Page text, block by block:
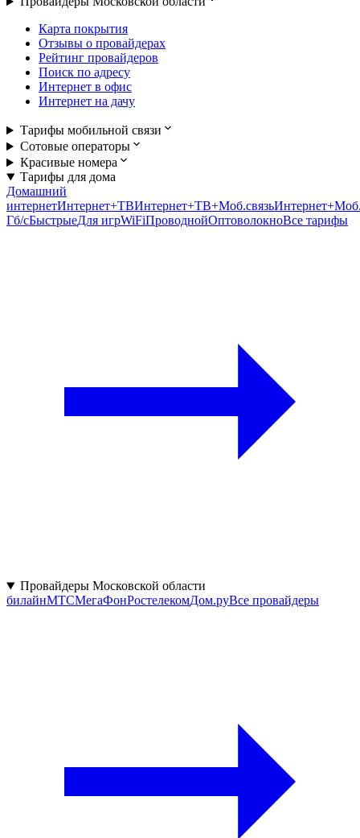
Карта покрытия
Отзывы о провайдерах
Рейтинг провайдеров
Поиск по адресу
Интернет в офис
Интернет на дачу
Тарифы мобильной связи
Сотовые операторы
Красивые номера
Тарифы для дома
Домашний
интернетИнтернет+ТВИнтернет+ТВ+Моб.связь
Гб/cБыстрыеДля игрWiFiПроводнойОптоволокноВсе тарифы
Провайдеры Московской области
билайнМТСМегаФонРостелекомДом.руВсе провайдеры